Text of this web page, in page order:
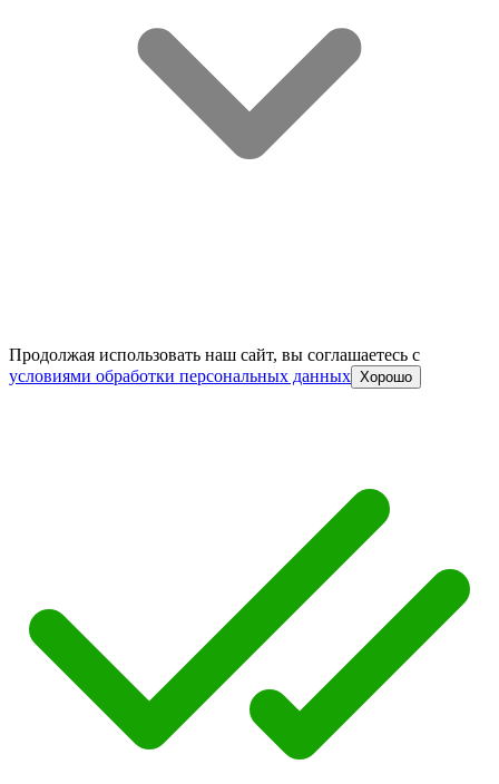
Продолжая использовать наш сайт, вы соглашаетесь c
условиями обработки персональных данных Хорошо